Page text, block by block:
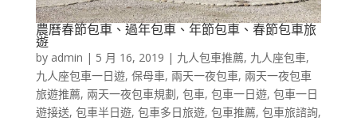
農曆春節包車、過年包車、年節包車、春節包車旅
遊
by admin | 5 月 16, 2019 | 九人包車推薦, 九人座包車,
九人座包車一日遊, 保母車, 兩天一夜包車, 兩天一夜包車
旅遊推薦, 兩天一夜包車規劃, 包車, 包車一日遊, 包車一日
遊接送, 包車半日遊, 包車多日旅遊, 包車推薦, 包車旅諮詢,